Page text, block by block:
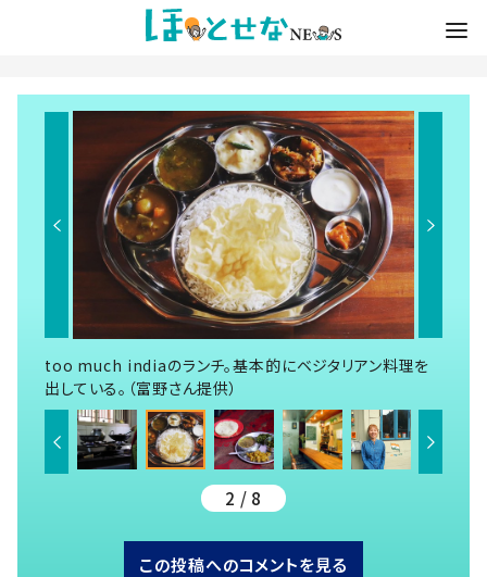
too much indiaのランチ。基本的にベジタリアン料理を
出している。（富野さん提供）
2 / 8
この投稿へのコメントを見る